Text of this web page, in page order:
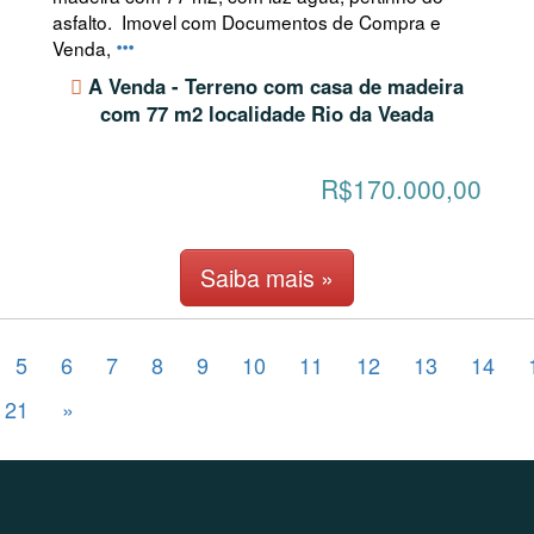
asfalto. Imovel com Documentos de Compra e
Venda,
A Venda - Terreno com casa de madeira
com 77 m2 localidade Rio da Veada
R$170.000,00
Saiba mais »
5 6 7 8 9 10 11 12 13 14
21 »